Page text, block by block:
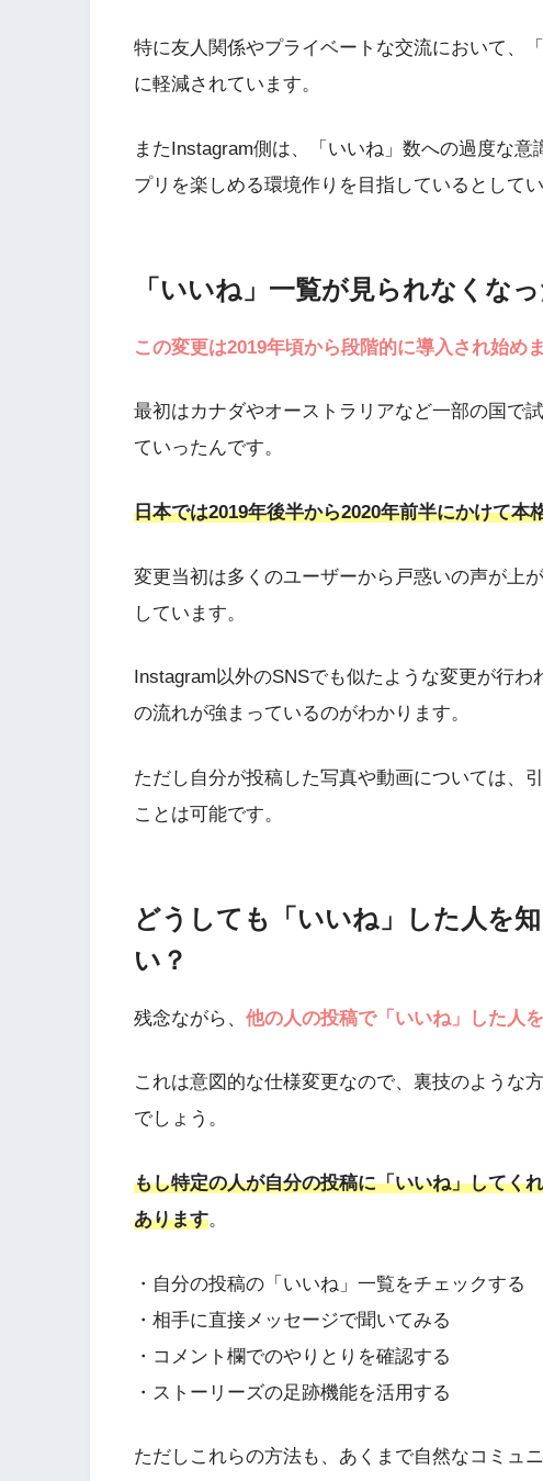
特に友人関係やプライベートな交流において、
に軽減されています。
またInstagram側は、「いいね」数への過度な
プリを楽しめる環境作りを目指しているとしてい
「いいね」一覧が見られなくな
この変更は2019年頃から段階的に導入され始め
最初はカナダやオーストラリアなど一部の国で
ていったんです。
日本では2019年後半から2020年前半にかけて本
変更当初は多くのユーザーから戸惑いの声が上
しています。
Instagram以外のSNSでも似たような変更が行
の流れが強まっているのがわかります。
ただし自分が投稿した写真や動画については、
ことは可能です。
どうしても「いいね」した人を
い？
残念ながら、 他の人の投稿で「いいね」した人
これは意図的な仕様変更なので、裏技のような
でしょう。
もし特定の人が自分の投稿に「いいね」してく
あります。
・自分の投稿の「いいね」一覧をチェックする
・相手に直接メッセージで聞いてみる
・コメント欄でのやりとりを確認する
・ストーリーズの足跡機能を活用する
ただしこれらの方法も、あくまで自然なコミュ